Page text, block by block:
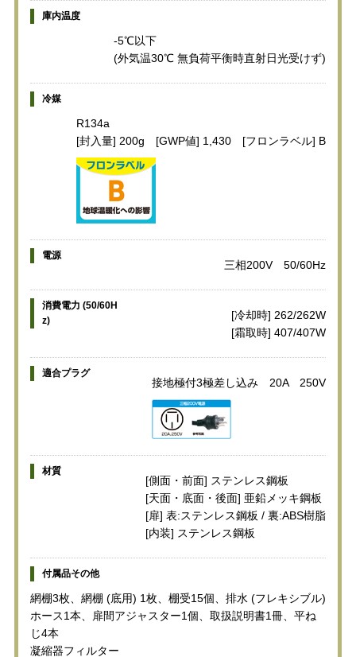
庫内温度
-5℃以下
(外気温30℃ 無負荷平衡時直射日光受けず)
冷媒
R134a
[封入量] 200g [GWP値] 1,430 [フロンラベル] B
電源
三相200V 50/60Hz
消費電力 (50/60H
z)
[冷却時] 262/262W
[霜取時] 407/407W
適合プラグ
接地極付3極差し込み 20A 250V
材質
[側面・前面] ステンレス鋼板
[天面・底面・後面] 亜鉛メッキ鋼板
[扉] 表:ステンレス鋼板 / 裏:ABS樹脂
[内装] ステンレス鋼板
付属品その他
網棚3枚、網棚 (底用) 1枚、棚受15個、排水 (フレキシブル)
ホース1本、扉間アジャスター1個、取扱説明書1冊、平ね
じ4本
凝縮器フィルター